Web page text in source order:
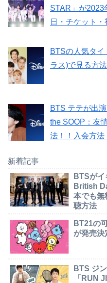
STAR」が2023
日・チケット
BTSの人気タ
ラス)で見る方
BTS テテが出
the SOOP：友
法！！入会方法
新着記事
BTSが
British
本でも無
聴方法
BT21の
が発売決
BTS ジ
「RUN